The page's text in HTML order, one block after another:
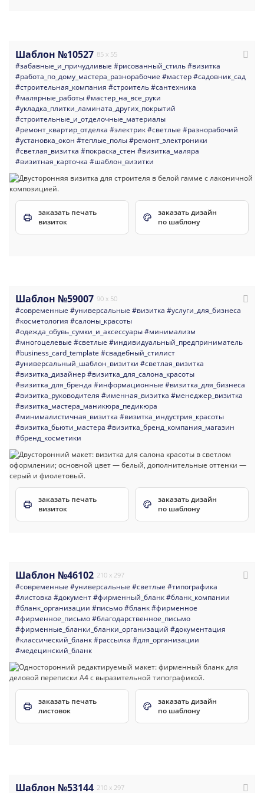
Шаблон №10527 85 x 55
#забавные_и_причудливые #рисованный_стиль#визитка
#работа_по_дому_мастера_разнорабочие #мастер#садовник_сад
#строительная_компания #строитель#сантехника
#малярные_работы#мастер_на_все_руки
#укладка_плитки_ламината_других_покрытий
#строительные_и_отделочные_материалы
#ремонт_квартир_отделка #электрик#светлые #разнорабочий
#установка_окон #теплые_полы#ремонт_электроники
#светлая_визитка #покраска_стен #визитка_маляра
#визитная_карточка #шаблон_визитки
заказать печать
визиток
заказать дизайн
по шаблону
Шаблон №59007 90 x 50
#современные #универсальные #визитка #услуги_для_бизнеса
#косметология #салоны_красоты
#одежда_обувь_сумки_и_аксессуары#минимализм
#многоцелевые #светлые #индивидуальный_предприниматель
#business_card_template #свадебный_стилист
#универсальный_шаблон_визитки #светлая_визитка
#визитка_дизайнер#визитка_для_салона_красоты
#визитка_для_бренда #информационные #визитка_для_бизнеса
#визитка_руководителя #именная_визитка #менеджер_визитка
#визитка_мастера_маникюра_педикюра
#минималистичная_визитка #визитка_индустрия_красоты
#визитка_бьюти_мастера #визитка_бренд_компания_магазин
#бренд_косметики
заказать печать
визиток
заказать дизайн
по шаблону
Шаблон №46102 210 x 297
#современные #универсальные #светлые #типографика
#листовка #документ#фирменный_бланк#бланк_компании
#бланк_организации #письмо#бланк#фирменное
#фирменное_письмо#благодарственное_письмо
#фирменные_бланки_бланки_организаций #документация
#классический_бланк#рассылка #для_организации
#медецинский_бланк
заказать печать
листовок
заказать дизайн
по шаблону
Шаблон №53144 210 x 297